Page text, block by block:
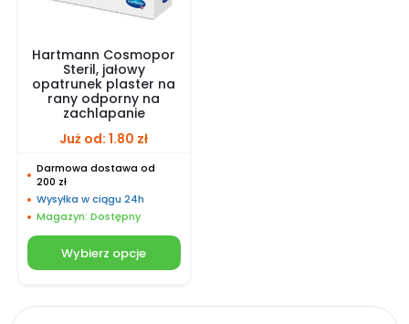
Hartmann Cosmopor
Steril, jałowy
opatrunek plaster na
rany odporny na
zachlapanie
Już od:1.80 zł
Darmowa dostawa od
200 zł
Wysyłka w ciągu 24h
Magazyn: Dostępny
Wybierz opcje